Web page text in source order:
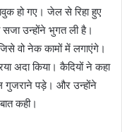
हो गए। जेल से रिहा हुए
उन्होंने भुगत ली है।
वो नेक कामों में लगाएंगे।
अदा किया। कैदियों ने कहा
गुजराने पड़े। और उन्होंने
कही।